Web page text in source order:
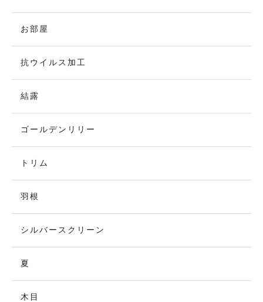
お部屋
抗ウイルス加工
結露
ゴールデンリリー
トリム
羽根
シルバースクリーン
夏
木目